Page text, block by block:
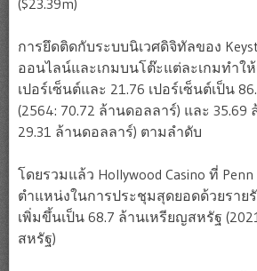
($23.39m)
การยึดติดกับระบบนิเวศดิจิทัลของ
ออนไลน์และเกมบนโต๊ะแต่ละเกมทำใ
เปอร์เซ็นต์และ 21.76 เปอร์เซ็นต์เป็น
(2564: 70.72 ล้านดอลลาร์) และ 35.69
29.31 ล้านดอลลาร์) ตามลำดับ
โดยรวมแล้ว Hollywood Casino ที่
ตำแหน่งในการประชุมสุดยอดด้วยราย
เพิ่มขึ้นเป็น 68.7 ล้านเหรียญสหรัฐ
สหรัฐ)